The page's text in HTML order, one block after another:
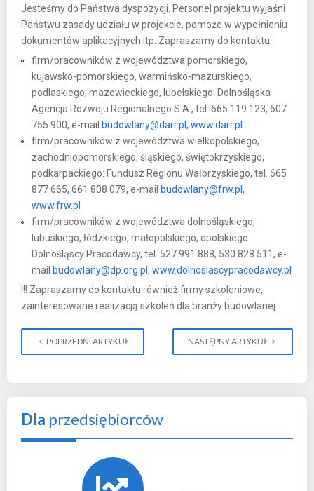
Jesteśmy do Państwa dyspozycji. Personel projektu wyjaśni
Państwu zasady udziału w projekcie, pomoże w wypełnieniu
dokumentów aplikacyjnych itp. Zapraszamy do kontaktu:
firm/pracowników z województwa pomorskiego,
kujawsko-pomorskiego, warmińsko-mazurskiego,
podlaskiego, mazowieckiego, lubelskiego: Dolnośląska
Agencja Rozwoju Regionalnego S.A., tel. 665 119 123, 607
755 900, e-mail budowlany@darr.pl , www.darr.pl
firm/pracowników z województwa wielkopolskiego,
zachodniopomorskiego, śląskiego, świętokrzyskiego,
podkarpackiego: Fundusz Regionu Wałbrzyskiego, tel. 665
877 665, 661 808 079, e-mail budowlany@frw.pl ,
www.frw.pl
firm/pracowników z województwa dolnośląskiego,
lubuskiego, łódzkiego, małopolskiego, opolskiego:
Dolnośląscy Pracodawcy, tel. 527 991 888, 530 828 511, e-
mail budowlany@dp.org.pl , www.dolnoslascypracodawcy.pl
!!! Zapraszamy do kontaktu również firmy szkoleniowe,
zainteresowane realizacją szkoleń dla branży budowlanej.
POPRZEDNI ARTYKUŁ NASTĘPNY ARTYKUŁ
Dla przedsiębiorców